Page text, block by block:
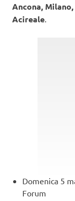
Ancona,
Acireale
Domenica 5
Forum